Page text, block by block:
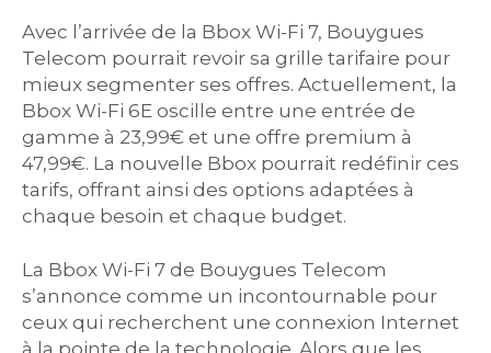
Avec l’arrivée de la Bbox Wi-Fi 7, Bouygues
Telecom pourrait revoir sa grille tarifaire pour
mieux segmenter ses offres. Actuellement, la
Bbox Wi-Fi 6E oscille entre une entrée de
gamme à 23,99€ et une offre premium à
47,99€. La nouvelle Bbox pourrait redéfinir ces
tarifs, offrant ainsi des options adaptées à
chaque besoin et chaque budget.
La Bbox Wi-Fi 7 de Bouygues Telecom
s’annonce comme un incontournable pour
ceux qui recherchent une connexion Internet
à la pointe de la technologie. Alors que les